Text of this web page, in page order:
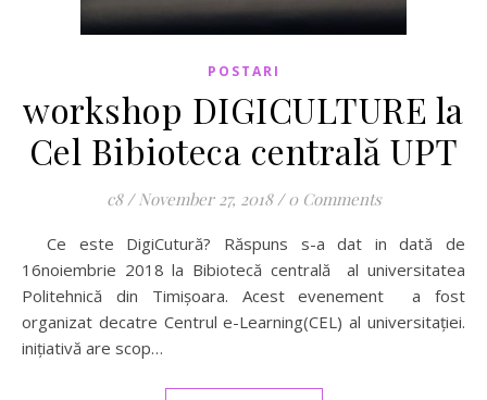
POSTARI
workshop DIGICULTURE la
Cel Bibioteca centrală UPT
c8 / November 27, 2018 / 0 Comments
Ce este DigiCutură? Răspuns s-a dat in dată de
16noiembrie 2018 la Bibiotecă centrală al universitatea
Politehnică din Timișoara. Acest evenement a fost
organizat decatre Centrul e-Learning(CEL) al universitației.
inițiativă are scop…